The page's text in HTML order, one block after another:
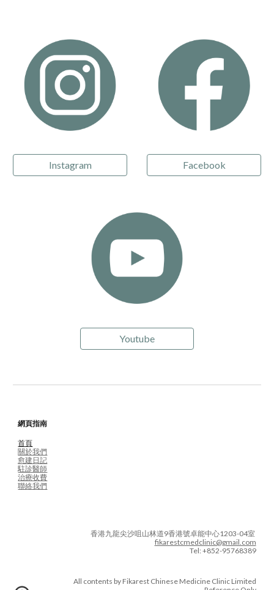
Instagram Facebook
Youtube
網頁指南
首頁
關於我們
愈建日記
駐診醫師
治療收費
聯絡我們
香港九龍尖沙咀山林道9香港號卓能中心1203-04室
fikarestcmedclinic@gmail.com
Tel: +852-95768389
All contents by Fikarest Chinese Medicine Clinic Limited